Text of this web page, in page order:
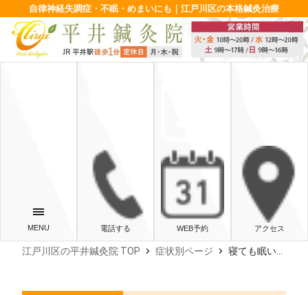
自律神経失調症・不眠・めまいにも｜江戸川区の本格鍼灸治療
電話する WEB予約 アクセス
江戸川区の平井鍼灸院 TOP chevron_right 症状別ページ chevron_right 寝ても眠い日中の眠気、原因は？過眠症など病気の可能性と治し方